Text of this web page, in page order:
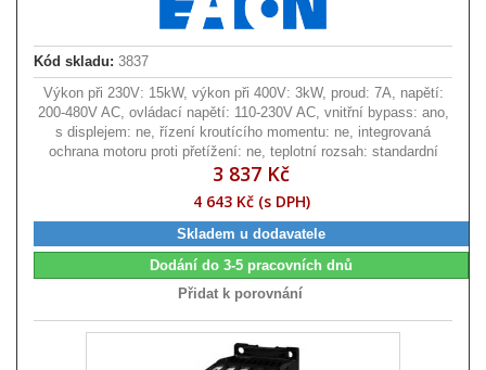
Kód skladu: 3837
Výkon při 230V: 15kW, výkon při 400V: 3kW, proud: 7A, napětí:
200-480V AC, ovládací napětí: 110-230V AC, vnitřní bypass: ano,
s displejem: ne, řízení kroutícího momentu: ne, integrovaná
ochrana motoru proti přetížení: ne, teplotní rozsah: standardní
3 837 Kč
4 643 Kč (s DPH)
Skladem u dodavatele
Dodání do 3-5 pracovních dnů
Přidat k porovnání